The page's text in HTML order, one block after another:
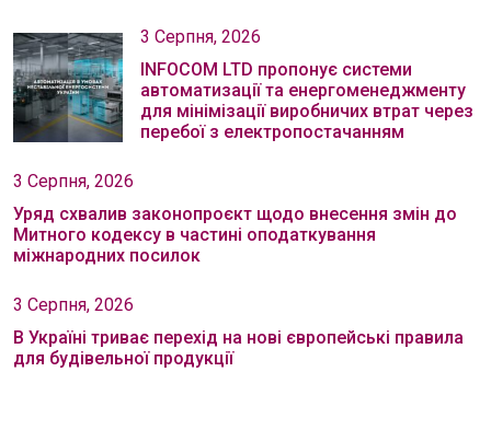
3 Серпня, 2026
INFOCOM LTD пропонує системи
автоматизації та енергоменеджменту
для мінімізації виробничих втрат через
перебої з електропостачанням
3 Серпня, 2026
Уряд схвалив законопроєкт щодо внесення змін до
Митного кодексу в частині оподаткування
міжнародних посилок
3 Серпня, 2026
В Україні триває перехід на нові європейські правила
для будівельної продукції